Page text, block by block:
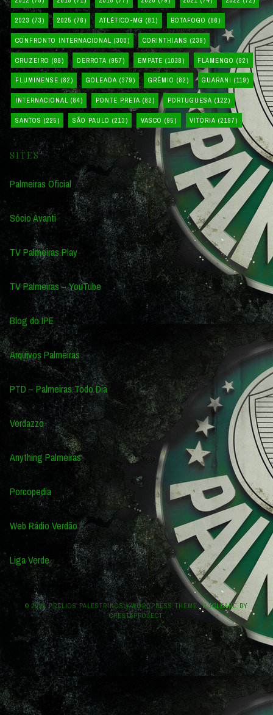
2023 (73) 2025 (76) ATLÉTICO-MG (81) BOTAFOGO (86)
CONFRONTO INTERNACIONAL (300) CORINTHIANS (239)
CRUZEIRO (89) DERROTA (957) EMPATE (1038) FLAMENGO (92)
FLUMINENSE (82) GOLEADA (379) GRÊMIO (82) GUARANI (119)
INTERNACIONAL (84) PONTE PRETA (82) PORTUGUESA (122)
SANTOS (225) SÃO PAULO (213) VASCO (95) VITÓRIA (2197)
SITES
Palmeiras Oficial
Sócio Avanti
TV Palmeiras Play
TV Palmeiras – YouTube
Blog do IPE
Arquivos Palmeiras
PTD – Palmeiras Todo Dia
Verdazzo
Anything Palmeiras
Porcopedia
Web Rádio Verdão
Liga Verde
© 2026 PRÉLIOS PALESTRINOS|WORDPRESS THEME:NUCLEAREBY
CRESTAPROJECT.